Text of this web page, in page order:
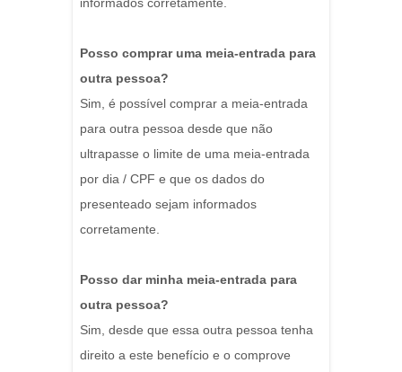
informados corretamente.
Posso comprar uma meia-entrada para
outra pessoa?
Sim, é possível comprar a meia-entrada
para outra pessoa desde que não
ultrapasse o limite de uma meia-entrada
por dia / CPF e que os dados do
presenteado sejam informados
corretamente.
Posso dar minha meia-entrada para
outra pessoa?
Sim, desde que essa outra pessoa tenha
direito a este benefício e o comprove